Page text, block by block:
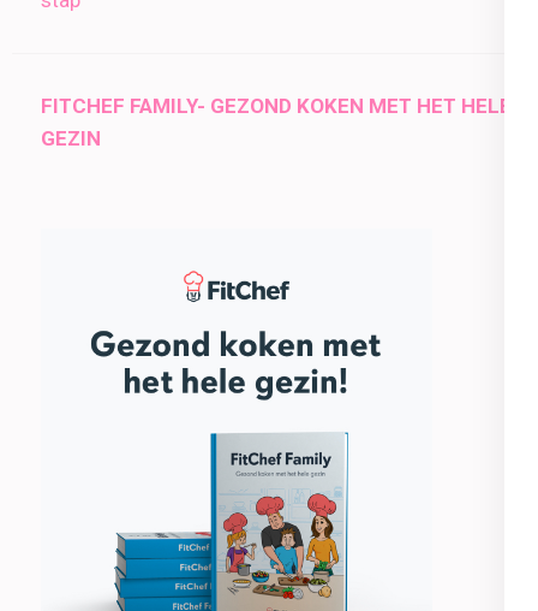
FITCHEF FAMILY- GEZOND KOKEN MET HET HELE
GEZIN